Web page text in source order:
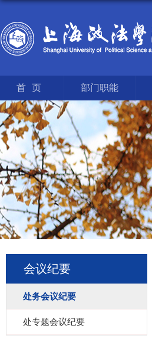
首页 部门职能
会议纪要
处务会议纪要
处专题会议纪要